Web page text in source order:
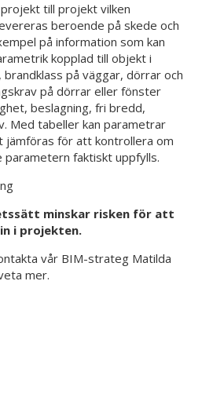
till projekt vilken
beroende på skede och
på information som kan
kopplad till objekt i
på väggar, dörrar och
på dörrar eller fönster
beslagning, fri bredd,
Med tabeller kan parametrar
jämföras för att kontrollera om
parametern faktiskt uppfylls.
minskar risken för att
i projekten.
vår BIM-strateg Matilda
mer.